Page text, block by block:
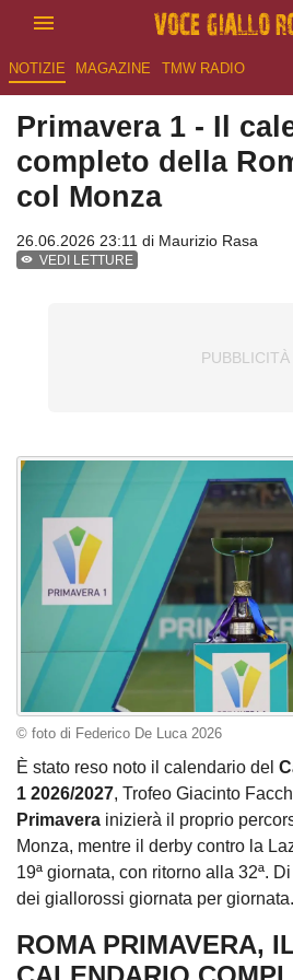
NOTIZIE MAGAZINE TMW RADIO
Primavera 1 - Il
completo della
col Monza
26.06.2026 23:11 di Maurizio Rasa
VEDI LETTURE
© foto di Federico De Luca 2026
È stato reso noto il calendario del
1 2026/2027, Trofeo Giacinto
Primavera inizierà il proprio
Monza, mentre il derby contro la
19ª giornata, con ritorno alla 32ª.
dei giallorossi giornata per giornata.
ROMA PRIMAVERA,